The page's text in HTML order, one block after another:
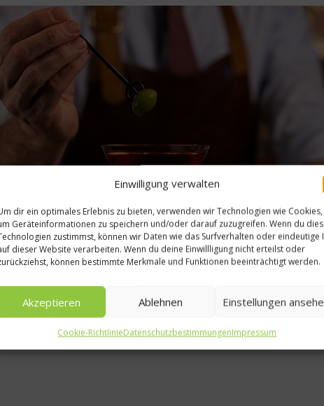
Einwilligung verwalten
dir ein optimales Erlebnis zu bieten, verwenden wir Technologien wie Cookies,
Geräteinformationen zu speichern und/oder darauf zuzugreifen. Wenn du
zustimmst, können wir Daten wie das Surfverhalten oder eindeutige
dieser Website verarbeiten. Wenn du deine Einwillligung nicht erteilst oder
können bestimmte Merkmale und Funktionen beeinträchtigt werden.
Akzeptieren Ablehnen Einstellungen
Cookie-RichtlinieDatenschutzbestimmungenImpressum